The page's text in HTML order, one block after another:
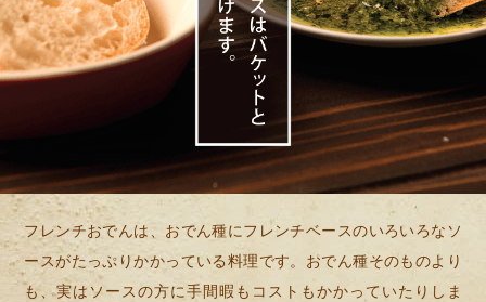
フレンチおでんは、おでん種にフレンチベースのいろいろなソ
ースがたっぷりかかっている料理です。おでん種そのものより
も、実はソースの方に手間暇もコストもかかっていたりしま